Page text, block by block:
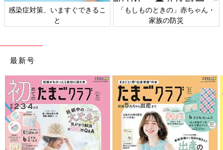
感染症対策、いますぐできるこ
と
「もしものときの」赤ちゃん・
家族の防災
最新号